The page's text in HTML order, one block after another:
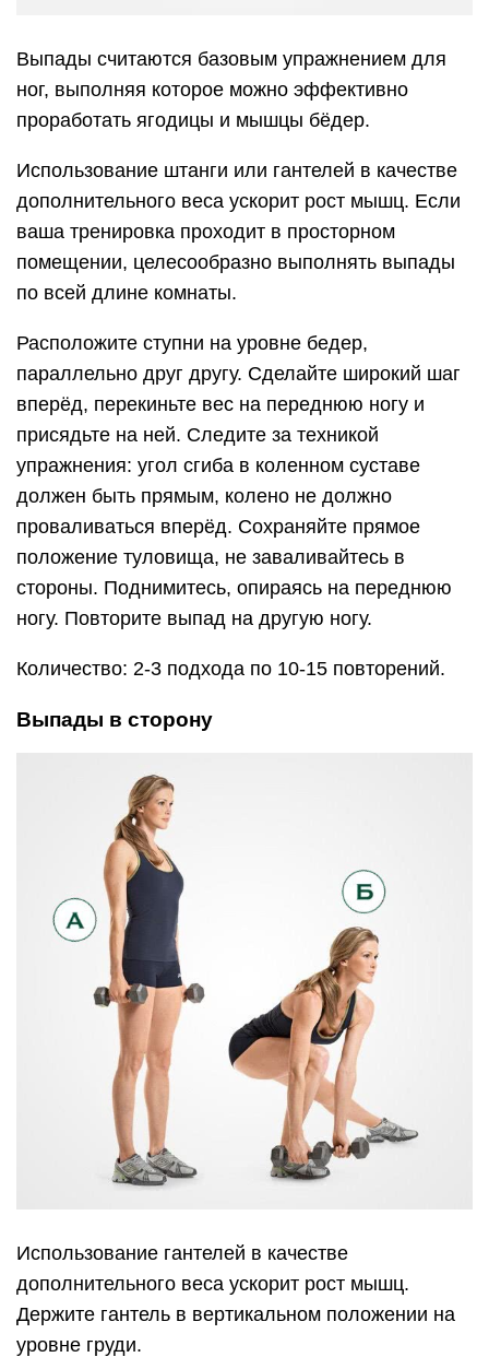
Выпады считаются базовым упражнением для
ног, выполняя которое можно эффективно
проработать ягодицы и мышцы бёдер.
Использование штанги или гантелей в качестве
дополнительного веса ускорит рост мышц. Если
ваша тренировка проходит в просторном
помещении, целесообразно выполнять выпады
по всей длине комнаты.
Расположите ступни на уровне бедер,
параллельно друг другу. Сделайте широкий шаг
вперёд, перекиньте вес на переднюю ногу и
присядьте на ней. Следите за техникой
упражнения: угол сгиба в коленном суставе
должен быть прямым, колено не должно
проваливаться вперёд. Сохраняйте прямое
положение туловища, не заваливайтесь в
стороны. Поднимитесь, опираясь на переднюю
ногу. Повторите выпад на другую ногу.
Количество: 2-3 подхода по 10-15 повторений.
Выпады в сторону
Использование гантелей в качестве
дополнительного веса ускорит рост мышц.
Держите гантель в вертикальном положении на
уровне груди.